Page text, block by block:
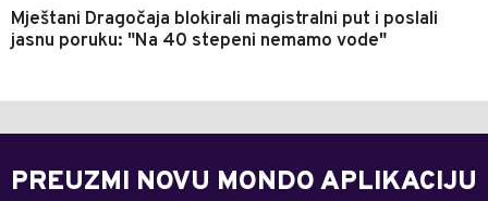
Mještani Dragočaja blokirali magistralni put i poslali
jasnu poruku: "Na 40 stepeni nemamo vode"
PREUZMI NOVU MONDO APLIKACIJU